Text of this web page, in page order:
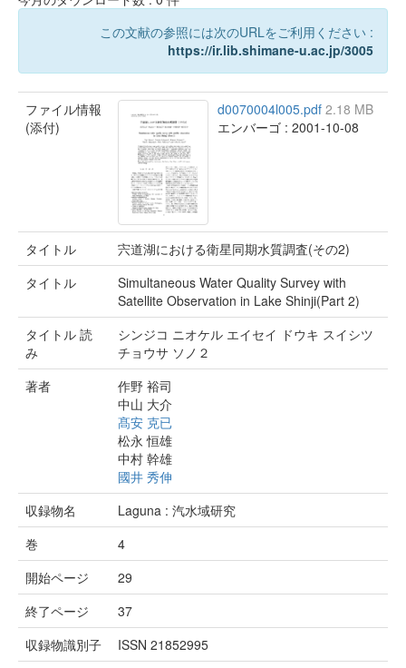
この文献の参照には次のURLをご利用ください :
https://ir.lib.shimane-u.ac.jp/3005
ファイル情報
(添付)
d0070004l005.pdf 2.18 MB
エンバーゴ : 2001-10-08
タイトル
宍道湖における衛星同期水質調査(その2)
タイトル
Simultaneous Water Quality Survey with
Satellite Observation in Lake Shinji(Part 2)
タイトル 読
み
シンジコ ニオケル エイセイ ドウキ スイシツ
チョウサ ソノ２
著者
作野 裕司
中山 大介
髙安 克已
松永 恒雄
中村 幹雄
國井 秀伸
収録物名
Laguna : 汽水域研究
巻
4
開始ページ
29
終了ページ
37
収録物識別子
ISSN 21852995